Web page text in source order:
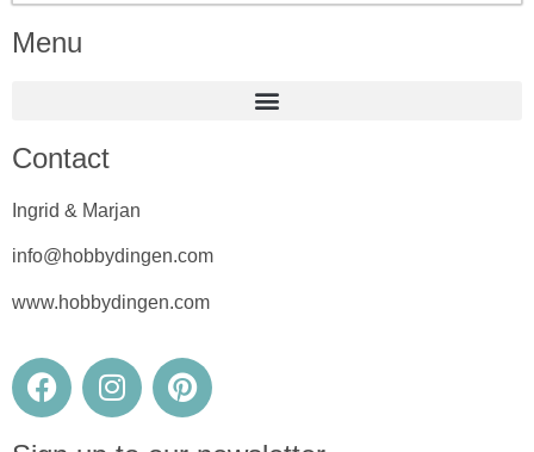
Menu
Contact
Ingrid & Marjan
info@hobbydingen.com
www.hobbydingen.com